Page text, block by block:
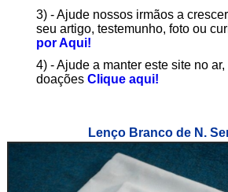
3) - Ajude nossos irmãos a
seu artigo, testemunho, foto ou
por Aqui!
4) - Ajude a manter este site no
doações Clique aqui!
Lenço Branco de N.